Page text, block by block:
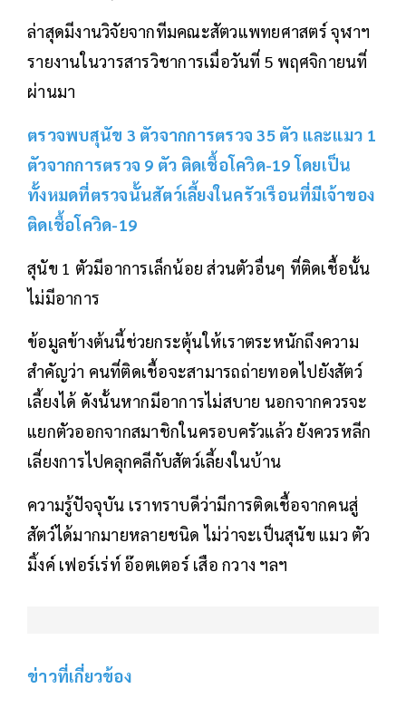
ล่าสุดมีงานวิจัยจากทีมคณะสัตวแพทยศาสตร์ จุฬาฯ
รายงานในวารสารวิชาการเมื่อวันที่ 5 พฤศจิกายนที่
ผ่านมา
ตรวจพบสุนัข 3 ตัวจากการตรวจ 35 ตัว และแมว 1
ตัวจากการตรวจ 9 ตัว ติดเชื้อโควิด-19โดยเป็น
ทั้งหมดที่ตรวจนั้นสัตว์เลี้ยงในครัวเรือนที่มีเจ้าของ
ติดเชื้อโควิด-19
สุนัข 1 ตัวมีอาการเล็กน้อย ส่วนตัวอื่นๆ ที่ติดเชื้อนั้น
ไม่มีอาการ
ข้อมูลข้างต้นนี้ช่วยกระตุ้นให้เราตระหนักถึงความ
สำคัญว่า คนที่ติดเชื้อจะสามารถถ่ายทอดไปยังสัตว์
เลี้ยงได้ ดังนั้นหากมีอาการไม่สบาย นอกจากควรจะ
แยกตัวออกจากสมาชิกในครอบครัวแล้ว ยังควรหลีก
เลี่ยงการไปคลุกคลีกับสัตว์เลี้ยงในบ้าน
ความรู้ปัจจุบัน เราทราบดีว่ามีการติดเชื้อจากคนสู่
สัตว์ได้มากมายหลายชนิด ไม่ว่าจะเป็นสุนัข แมว ตัว
มิ้งค์ เฟอร์เร่ท์ อ๊อตเตอร์ เสือ กวาง ฯลฯ
ข่าวที่เกี่ยวข้อง